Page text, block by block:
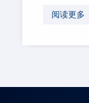
阅读更多